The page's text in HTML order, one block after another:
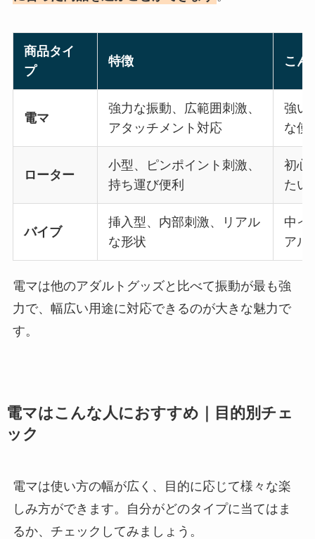
商品タイ
プ
特徴 こん
電マ
強力な振動、広範囲刺激、
アタッチメント対応
強い
な使
ローター
小型、ピンポイント刺激、
持ち運び便利
初心
たい
バイブ
挿入型、内部刺激、リアル
な形状
中イ
アル
電マは他のアダルトグッズと比べて振動が最も強
力で、幅広い用途に対応できるのが大きな魅力で
す。
電マはこんな人におすすめ｜目的別チェ
ック
電マは使い方の幅が広く、目的に応じて様々な楽
しみ方ができます。自分がどのタイプに当てはま
るか、チェックしてみましょう。